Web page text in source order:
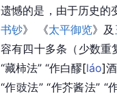
遗憾的是，由于历史的
书钞》 《太平御览》及
容有四十多条（少数重
“藏柿法” “作白醪[láo]
“作豉法” “作芥酱法” “